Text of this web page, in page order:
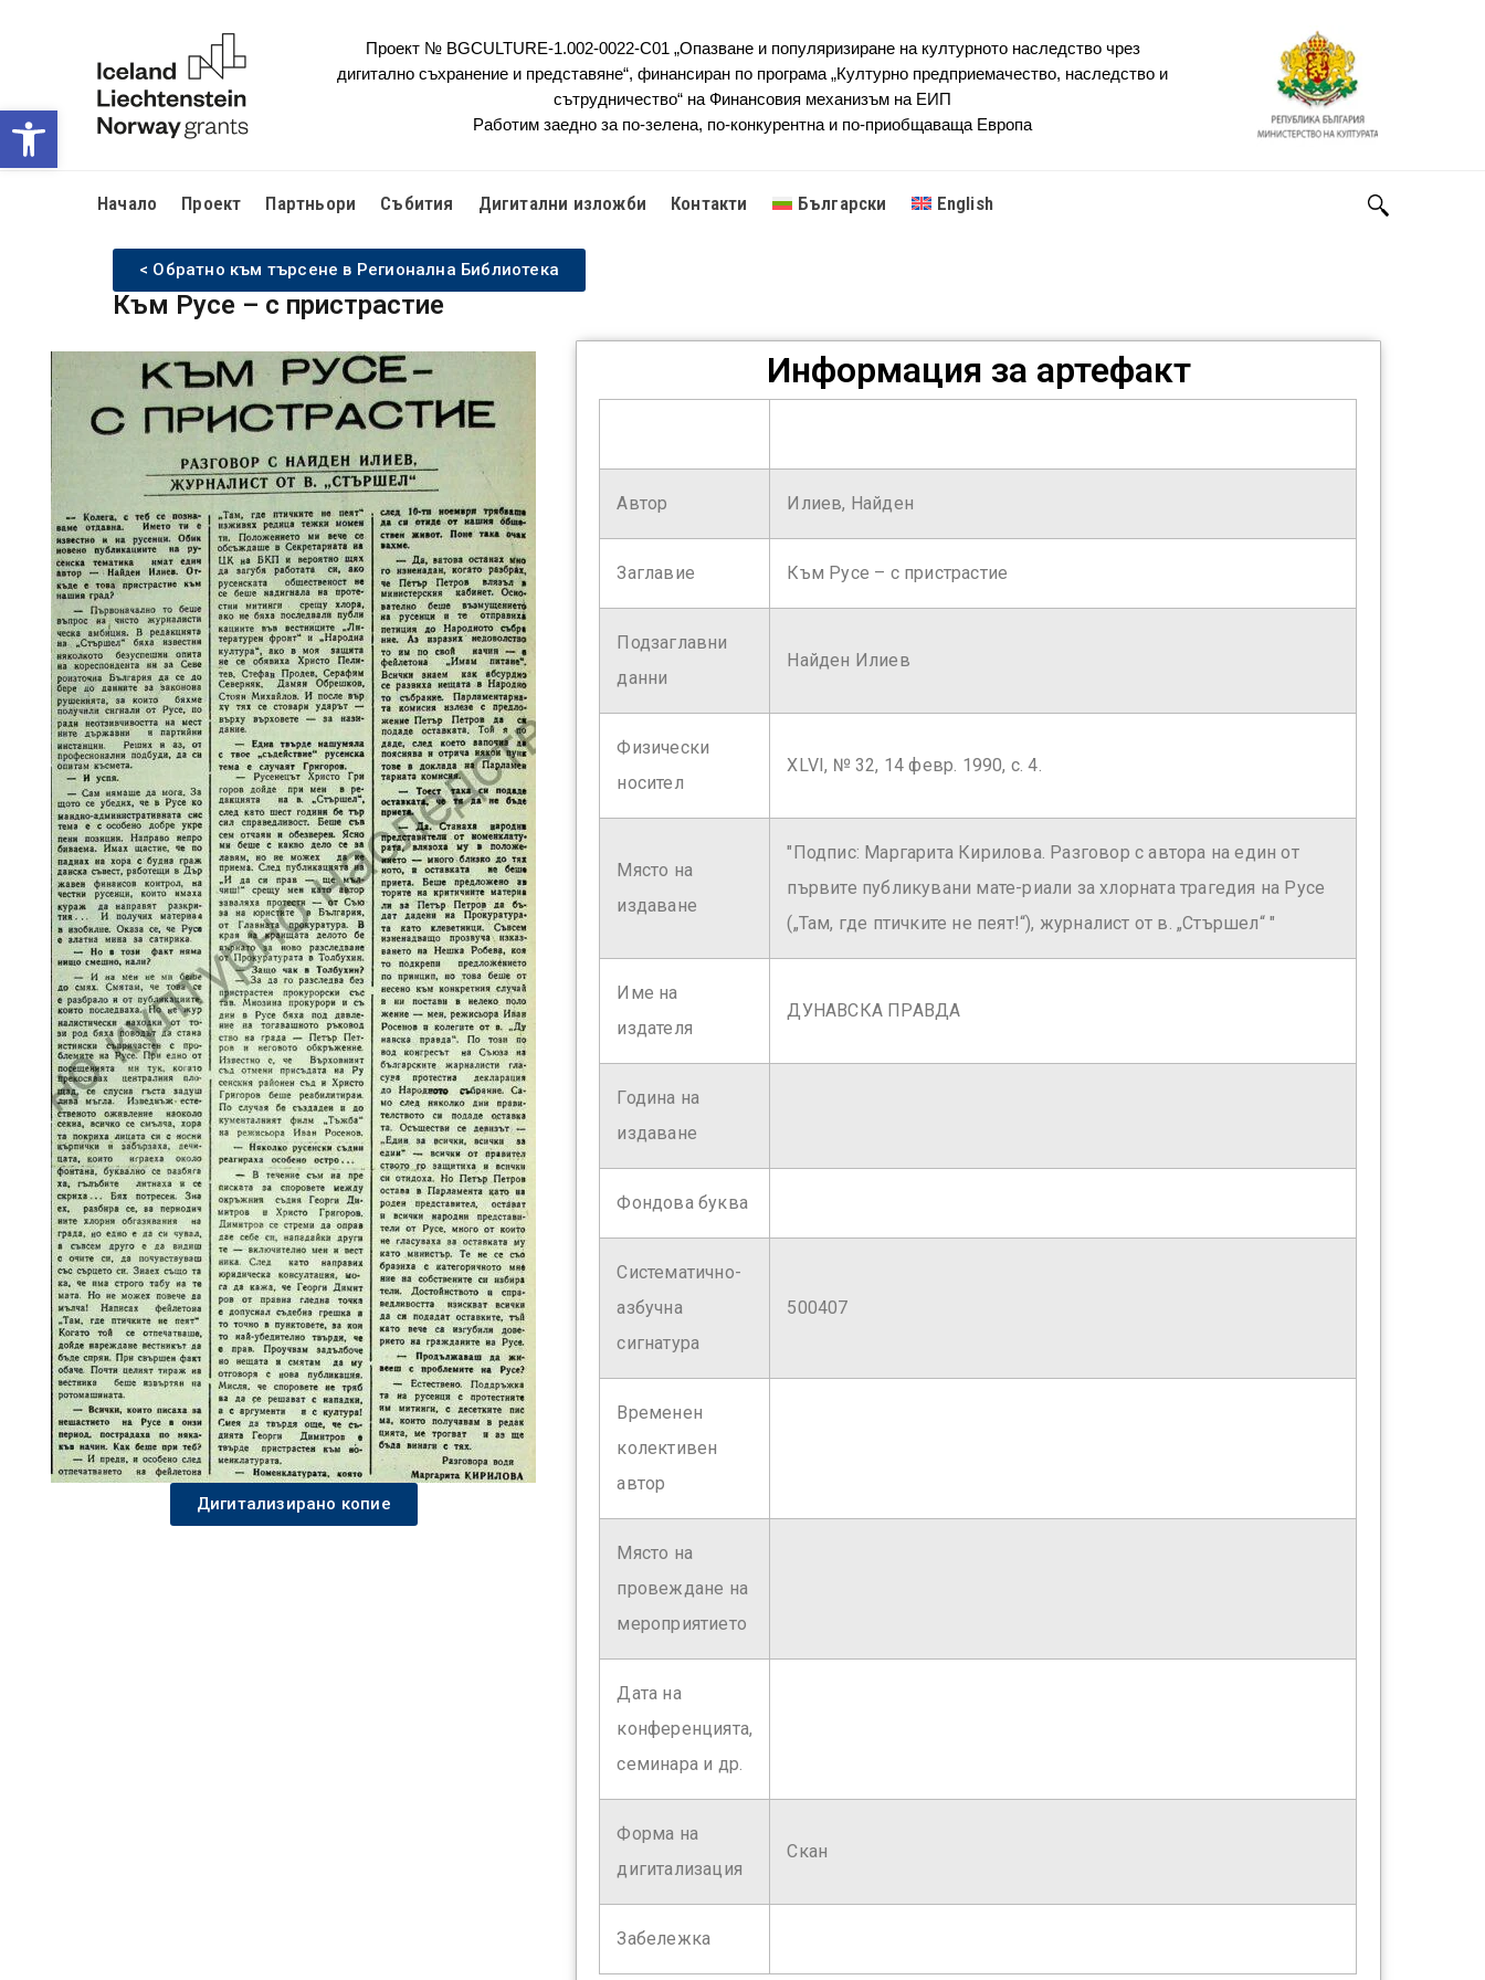
Open toolbar
Проект № BGCULTURE-1.002-0022-C01 „Опазване и популяризиране на културното наследство чрез
дигитално съхранение и представяне“, финансиран по програма „Културно предприемачество, наследство и
сътрудничество“ на Финансовия механизъм на ЕИП
Работим заедно за по-зелена, по-конкурентна и по-приобщаваща Европа
Начало Проект Партньори Събития Дигитални изложби Контакти Български English
< Обратно към търсене в Регионална Библиотека
Към Русе – с пристрастие
Дигитализирано копие
Информация за артефакт
Автор Илиев, Найден
Заглавие Към Русе – с пристрастие
Подзаглавни
данни
Найден Илиев
Физически
носител
XLVI, № 32, 14 февр. 1990, с. 4.
Място на
издаване
"Подпис: Маргарита Кирилова. Разговор с автора на един от
първите публикувани мате-риали за хлорната трагедия на Русе
(„Там, где птичките не пеят!“), журналист от в. „Стършел“ "
Име на
издателя
ДУНАВСКА ПРАВДА
Година на
издаване
Фондова буква
Систематично-
азбучна
сигнатура
500407
Временен
колективен
автор
Място на
провеждане на
мероприятието
Дата на
конференцията,
семинара и др.
Форма на
дигитализация
Скан
Забележка